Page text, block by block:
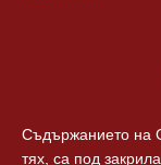
Съдържанието на
тях, са под